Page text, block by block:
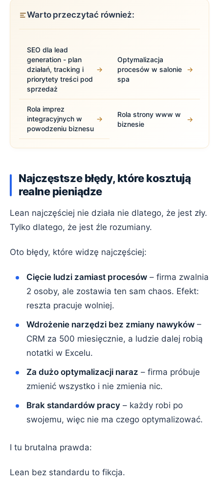
Warto przeczytać również:
SEO dla lead
generation - plan
działań, tracking i
priorytety treści pod
sprzedaż
→
Optymalizacja
procesów w salonie
spa
→
Rola imprez
integracyjnych w
powodzeniu biznesu
→
Rola strony www w
biznesie
→
Najczęstsze błędy, które kosztują
realne pieniądze
Lean najczęściej nie działa nie dlatego, że jest zły.
Tylko dlatego, że jest źle rozumiany.
Oto błędy, które widzę najczęściej:
Cięcie ludzi zamiast procesów – firma zwalnia
2 osoby, ale zostawia ten sam chaos. Efekt:
reszta pracuje wolniej.
Wdrożenie narzędzi bez zmiany nawyków –
CRM za 500 miesięcznie, a ludzie dalej robią
notatki w Excelu.
Za dużo optymalizacji naraz – firma próbuje
zmienić wszystko i nie zmienia nic.
Brak standardów pracy – każdy robi po
swojemu, więc nie ma czego optymalizować.
I tu brutalna prawda:
Lean bez standardu to fikcja.